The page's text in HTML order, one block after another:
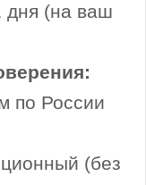
дня (на ваш
по России
(без